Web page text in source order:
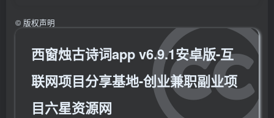
© 版权声明
西窗烛古诗词app v6.9.1安卓版-互
联网项目分享基地-创业兼职副业项
目六星资源网